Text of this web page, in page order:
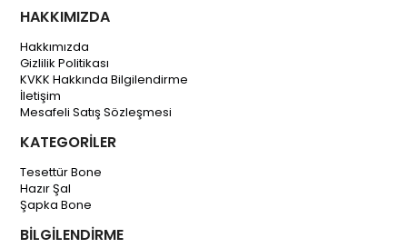
HAKKIMIZDA
Hakkımızda
Gizlilik Politikası
KVKK Hakkında Bilgilendirme
İletişim
Mesafeli Satış Sözleşmesi
KATEGORİLER
Tesettür Bone
Hazır Şal
Şapka Bone
BİLGİLENDİRME